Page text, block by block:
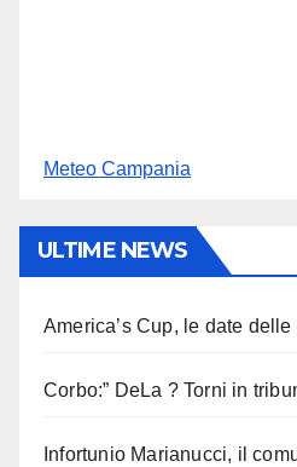
Meteo Campania
ULTIME NEWS
America’s Cup, le date
Corbo:” DeLa ? Torni in
Infortunio Marianucci, il